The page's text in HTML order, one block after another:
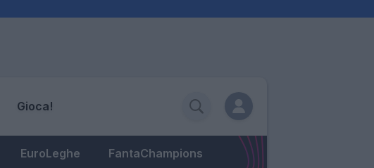
Gioca!
EuroLeghe FantaChampions